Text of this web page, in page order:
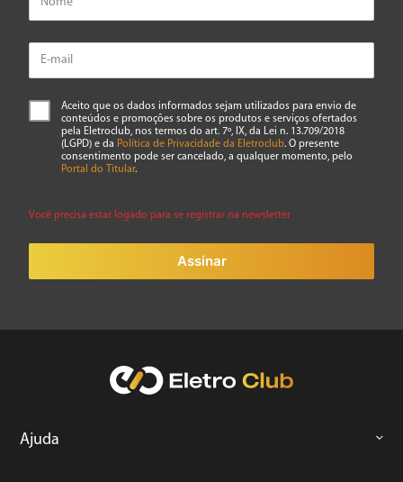
Aceito que os dados informados sejam utilizados para envio de
conteúdos e promoções sobre os produtos e serviços ofertados
pela Eletroclub, nos termos do art. 7º, IX, da Lei n. 13.709/2018
(LGPD) e da Política de Privacidade da Eletroclub. O presente
consentimento pode ser cancelado, a qualquer momento, pelo
Portal do Titular.
Você precisa estar logado para se registrar na newsletter
Assinar
Ajuda